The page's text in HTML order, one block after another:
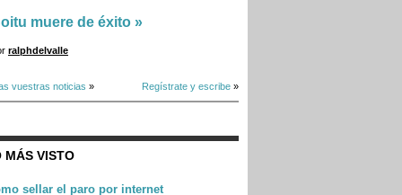
muere de éxito »
ralphdelvalle
vuestras noticias » Regístrate y escribe »
MÁS VISTO
sellar el paro por internet